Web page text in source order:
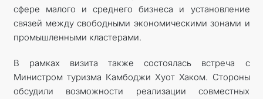
сфере малого и среднего бизнеса и установление
связей между свободными экономическими зонами и
промышленными кластерами.
В рамках визита также состоялась встреча с
Министром туризма Камбоджи Хуот Хаком. Стороны
обсудили возможности реализации совместных